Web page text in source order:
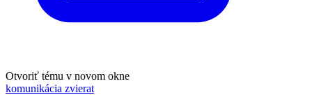
Otvoriť tému v novom okne
komunikácia zvierat